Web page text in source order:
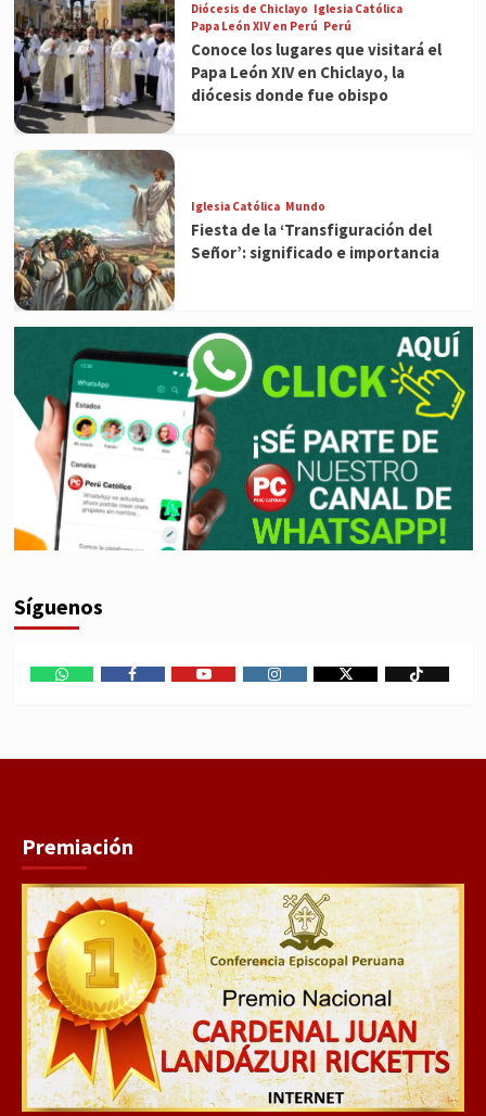
Diócesis de Chiclayo Iglesia Católica
Papa León XIV en Perú Perú
Conoce los lugares que visitará el
Papa León XIV en Chiclayo, la
diócesis donde fue obispo
Iglesia Católica Mundo
Fiesta de la ‘Transfiguración del
Señor’: significado e importancia
Síguenos
Premiación